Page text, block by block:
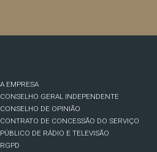
A EMPRESA
CONSELHO GERAL INDEPENDENTE
CONSELHO DE OPINIÃO
CONTRATO DE CONCESSÃO DO SERVIÇO
PÚBLICO DE RÁDIO E TELEVISÃO
RGPD